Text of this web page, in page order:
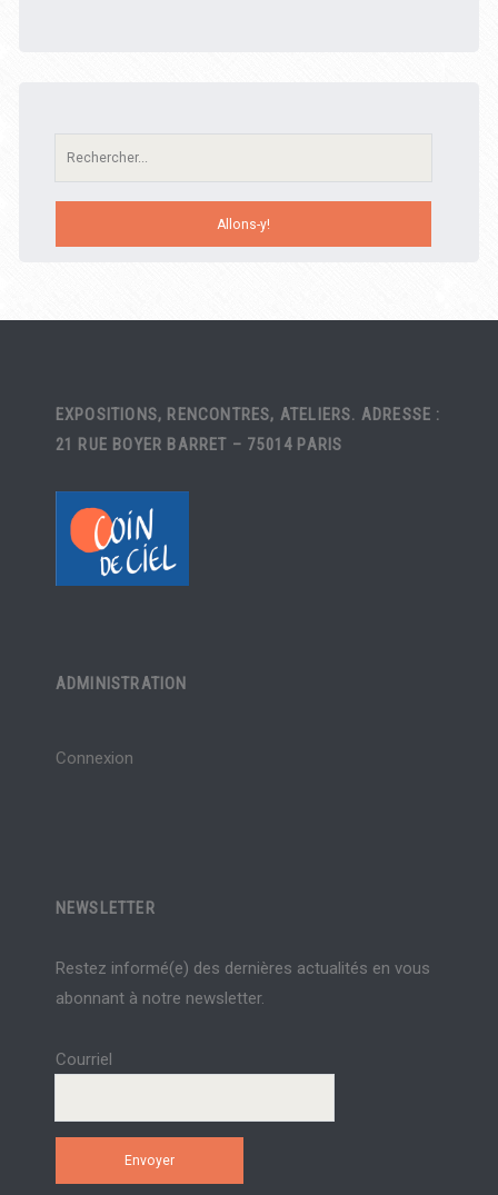
Recherche:
EXPOSITIONS, RENCONTRES, ATELIERS. ADRESSE :
21 RUE BOYER BARRET – 75014 PARIS
ADMINISTRATION
Connexion
NEWSLETTER
Restez informé(e) des dernières actualités en vous
abonnant à notre newsletter.
Courriel